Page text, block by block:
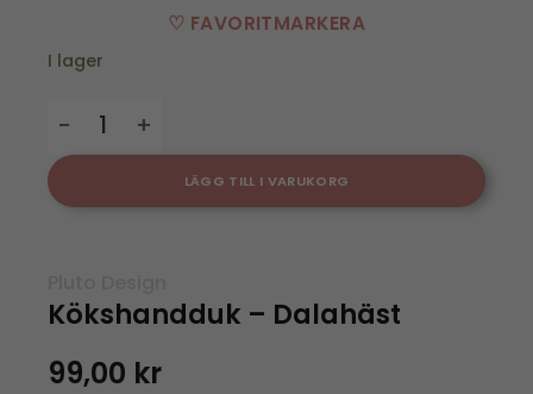
♡ FAVORITMARKERA
I lager
LÄGG TILL I VARUKORG
Kökshandduk – Dalahäst
99,00 kr